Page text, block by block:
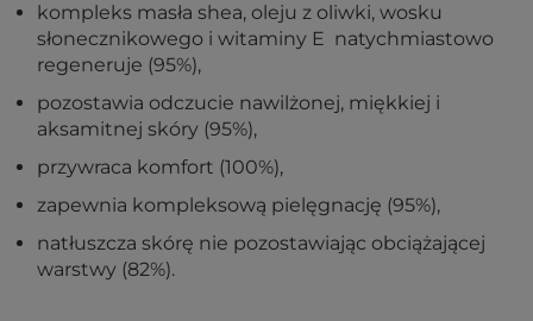
kompleks masła shea, oleju z oliwki, wosku
słonecznikowego i witaminy E natychmiastowo
regeneruje (95%),
pozostawia odczucie nawilżonej, miękkiej i
aksamitnej skóry (95%),
przywraca komfort (100%),
zapewnia kompleksową pielęgnację (95%),
natłuszcza skórę nie pozostawiając obciążającej
warstwy (82%).